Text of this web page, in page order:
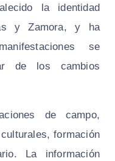
la identidad
y Zamora, y ha
se
de los cambios
de campo,
formación
La información